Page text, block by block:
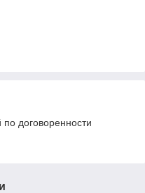
договоренности